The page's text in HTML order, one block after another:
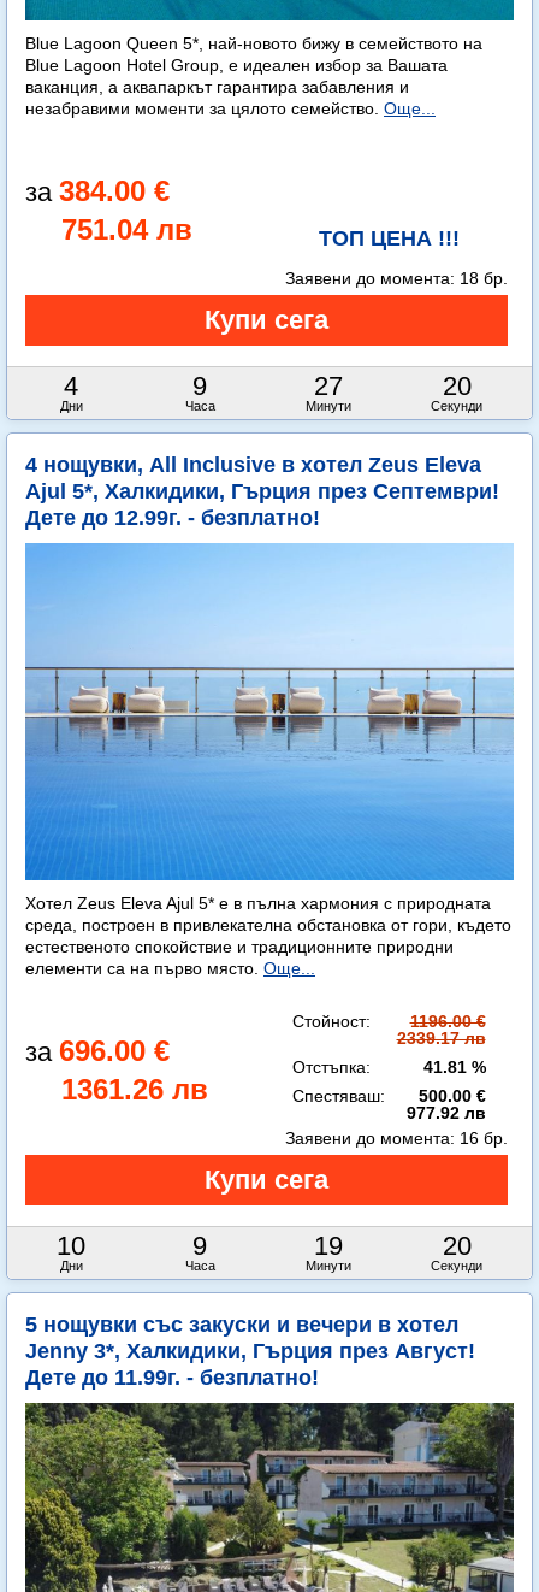
Blue Lagoon Queen 5*, най-новото бижу в семейството на
Blue Lagoon Hotel Group, е идеален избор за Вашата
ваканция, а аквапаркът гарантира забавления и
незабравими моменти за цялото семейство. Още...
384.00 €
751.04 лв
ТОП ЦЕНА !!!
4
Дни
9
Часа
27
Минути
19
Секунди
Заявени до момента: 18 бр.
4 нощувки, All Inclusive в хотел Zeus Eleva
Ajul 5*, Халкидики, Гърция през Септември!
Дете до 12.99г. - безплатно!
Хотел Zeus Eleva Ajul 5* е в пълна хармония с природната
среда, построен в привлекателна обстановка от гори, където
естественото спокойствие и традиционните природни
елементи са на първо място. Още...
696.00 €
1361.26 лв
Стойност:
1196.00 €
2339.17 лв
Отстъпка:
41.81 %
Спестяваш:
500.00 €
977.92 лв
10
Дни
9
Часа
19
Минути
19
Секунди
Заявени до момента: 16 бр.
5 нощувки със закуски и вечери в хотел
Jenny 3*, Халкидики, Гърция през Август!
Дете до 11.99г. - безплатно!